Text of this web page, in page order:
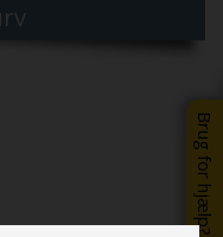
Brug for hjælp?